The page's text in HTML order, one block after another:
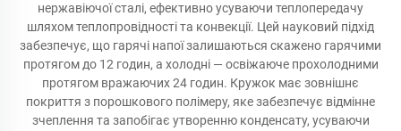
нержавіючої сталі, ефективно усуваючи теплопередачу
шляхом теплопровідності та конвекції. Цей науковий підхід
забезпечує, що гарячі напої залишаються скажено гарячими
протягом до 12 годин, а холодні — освіжаюче прохолодними
протягом вражаючих 24 годин. Кружок має зовнішнє
покриття з порошкового полімеру, яке забезпечує відмінне
зчеплення та запобігає утворенню конденсату, усуваючи